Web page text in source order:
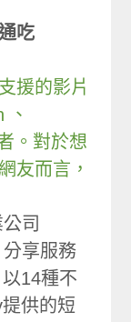
吃
援的影片
、
。對於想
友而言，
司
享服務
14種不
供的短